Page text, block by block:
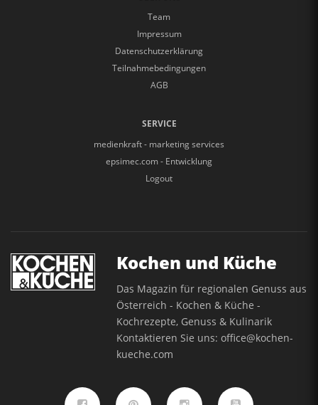
Team
Impressum
Datenschutzerklärung
Teilnahmebedingungen
AGB
SERVICE
medienkraft - marketing services
epsimec.com - Entwicklung
Logout
Kochen und Küche
Das Magazin für regionalen Genuss aus
Österreich - Kochen & Küche -
Kochrezepte, Genuss & Kulinarik
Kontaktieren Sie uns:office@kochen-
kueche.com